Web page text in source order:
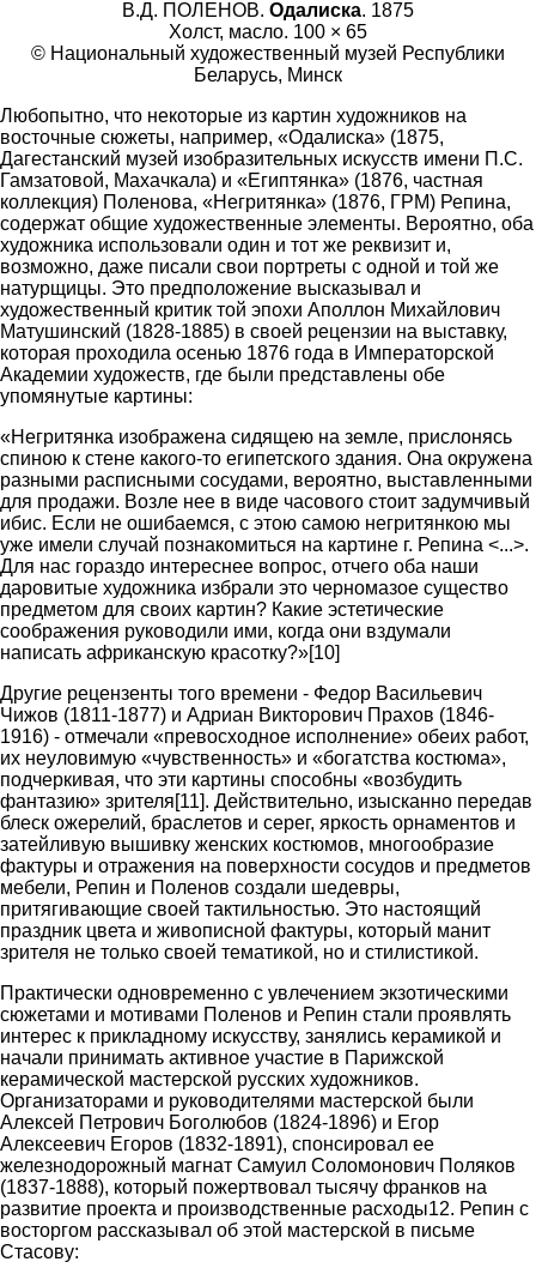
В.Д. ПОЛЕНОВ. Одалиска. 1875
Холст, масло. 100 × 65
© Национальный художественный музей Республики
Беларусь, Минск
Любопытно, что некоторые из картин художников на
восточные сюжеты, например, «Одалиска» (1875,
Дагестанский музей изобразительных искусств имени П.С.
Гамзатовой, Махачкала) и «Египтянка» (1876, частная
коллекция) Поленова, «Негритянка» (1876, ГРМ) Репина,
содержат общие художественные элементы. Вероятно, оба
художника использовали один и тот же реквизит и,
возможно, даже писали свои портреты с одной и той же
натурщицы. Это предположение высказывал и
художественный критик той эпохи Аполлон Михайлович
Матушинский (1828-1885) в своей рецензии на выставку,
которая проходила осенью 1876 года в Императорской
Академии художеств, где были представлены обе
упомянутые картины:
«Негритянка изображена сидящею на земле, прислонясь
спиною к стене какого-то египетского здания. Она окружена
разными расписными сосудами, вероятно, выставленными
для продажи. Возле нее в виде часового стоит задумчивый
ибис. Если не ошибаемся, с этою самою негритянкою мы
уже имели случай познакомиться на картине г. Репина <...>.
Для нас гораздо интереснее вопрос, отчего оба наши
даровитые художника избрали это черномазое существо
предметом для своих картин? Какие эстетические
соображения руководили ими, когда они вздумали
написать африканскую красотку?»[10]
Другие рецензенты того времени - Федор Васильевич
Чижов (1811-1877) и Адриан Викторович Прахов (1846-
1916) - отмечали «превосходное исполнение» обеих работ,
их неуловимую «чувственность» и «богатства костюма»,
подчеркивая, что эти картины способны «возбудить
фантазию» зрителя[11]. Действительно, изысканно передав
блеск ожерелий, браслетов и серег, яркость орнаментов и
затейливую вышивку женских костюмов, многообразие
фактуры и отражения на поверхности сосудов и предметов
мебели, Репин и Поленов создали шедевры,
притягивающие своей тактильностью. Это настоящий
праздник цвета и живописной фактуры, который манит
зрителя не только своей тематикой, но и стилистикой.
Практически одновременно с увлечением экзотическими
сюжетами и мотивами Поленов и Репин стали проявлять
интерес к прикладному искусству, занялись керамикой и
начали принимать активное участие в Парижской
керамической мастерской русских художников.
Организаторами и руководителями мастерской были
Алексей Петрович Боголюбов (1824-1896) и Егор
Алексеевич Егоров (1832-1891), спонсировал ее
железнодорожный магнат Самуил Соломонович Поляков
(1837-1888), который пожертвовал тысячу франков на
развитие проекта и производственные расходы12. Репин с
восторгом рассказывал об этой мастерской в письме
Стасову: